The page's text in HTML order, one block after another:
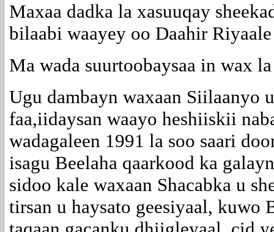
Maxaa dadka la xasuuqay
bilaabi waayey oo Daahir
Ma wada suurtoobaysaa in wax
Ugu dambayn waxaan Siilaanyo
faa,iidaysan waayo heshiiskii
wadagaleen 1991 la soo saari
isagu Beelaha qaarkood ka
sidoo kale waxaan Shacabka u
tirsan u haysato geesiyaal, kuwo